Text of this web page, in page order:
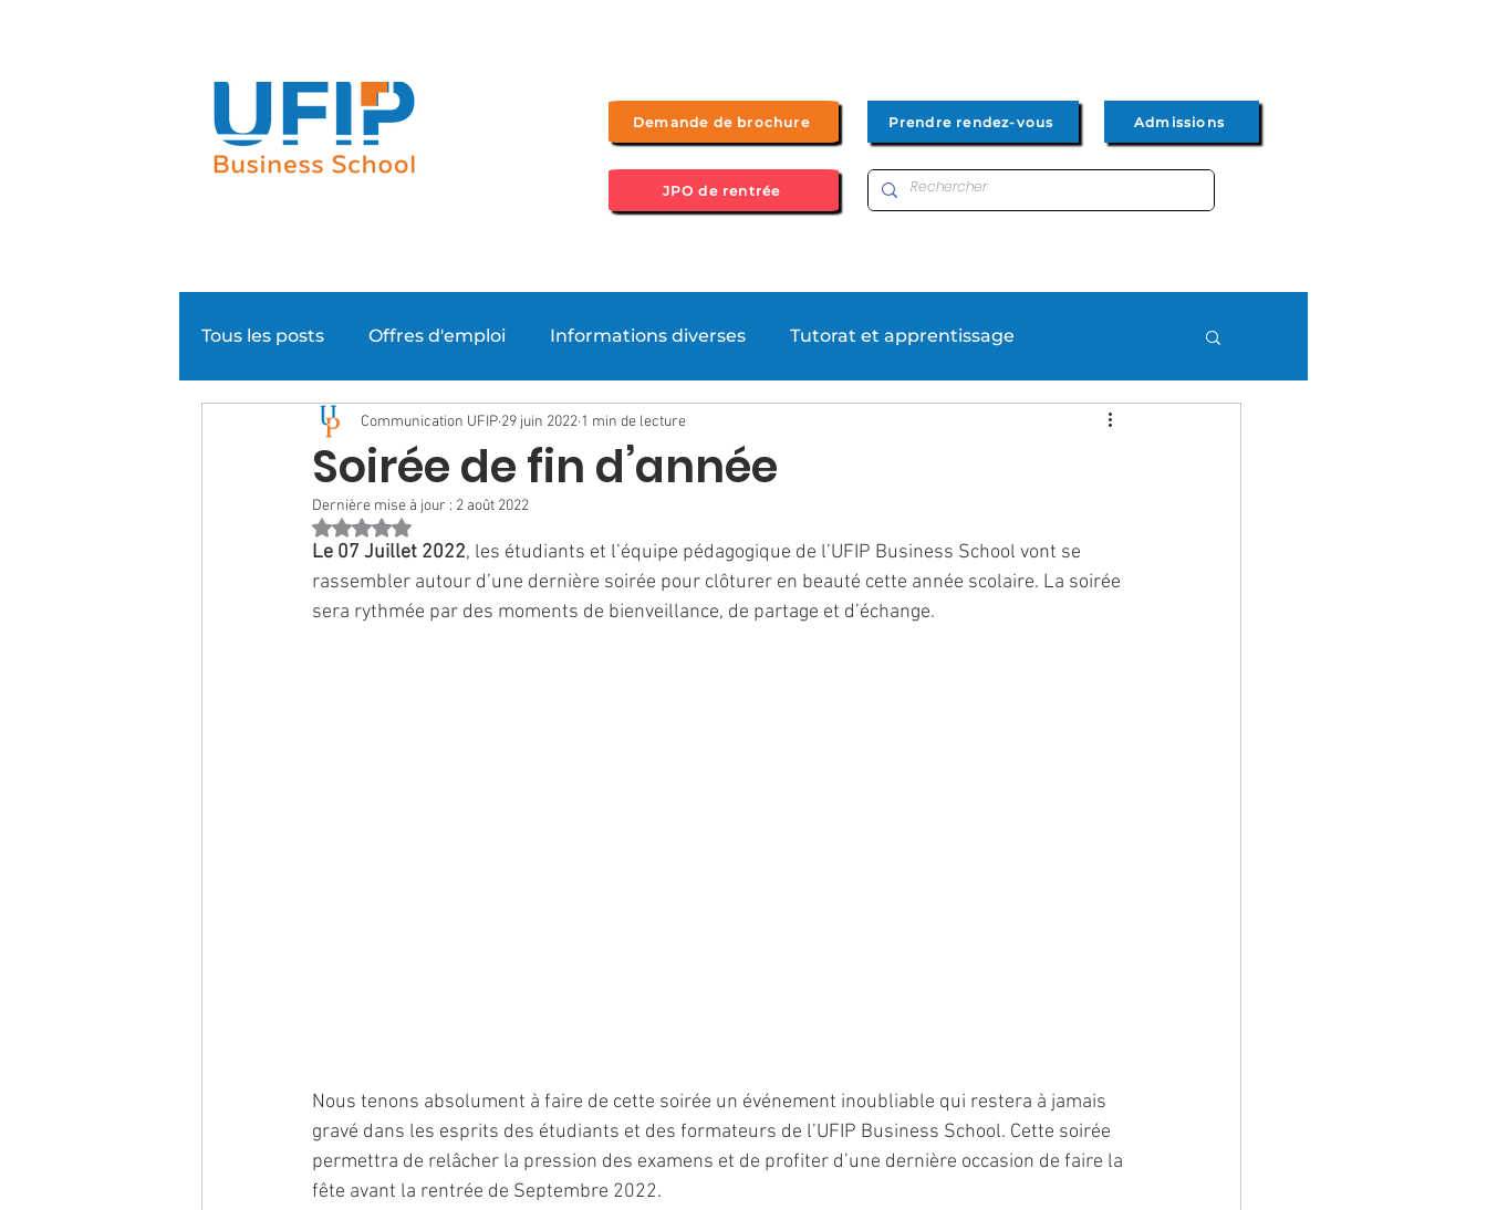
Demande de brochure Prendre rendez-vous Admissions
JPO de rentrée
Tous les posts Offres d'emploi Informations diverses Tutorat et apprentissage
Evénementiel Super News Formations
Soirée de fin d’année
Communication UFIP 29 juin 2022 1 min de lecture
Dernière mise à jour : 2 août 2022
Noté NaN étoiles sur 5.
Le 07 Juillet 2022, les étudiants et l’équipe pédagogique de l’UFIP Business School vont se
rassembler autour d’une dernière soirée pour clôturer en beauté cette année scolaire. La soirée
sera rythmée par des moments de bienveillance, de partage et d’échange.
Nous tenons absolument à faire de cette soirée un événement inoubliable qui restera à jamais
gravé dans les esprits des étudiants et des formateurs de l’UFIP Business School. Cette soirée
permettra de relâcher la pression des examens et de profiter d’une dernière occasion de faire la
fête avant la rentrée de Septembre 2022.